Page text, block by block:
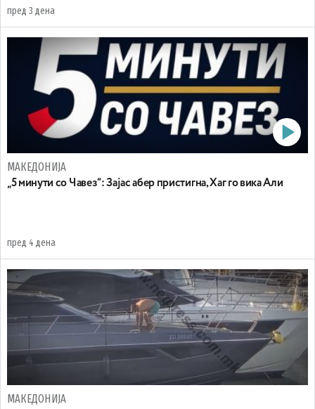
пред 3 дена
МАКЕДОНИЈА
„5 минути со Чавез“: Зајас абер пристигна, Хаг го вика Али
пред 4 дена
МАКЕДОНИЈА